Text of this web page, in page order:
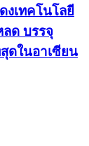
เทคโนโลยี
ด บรรจุ
ดในอาเซียน